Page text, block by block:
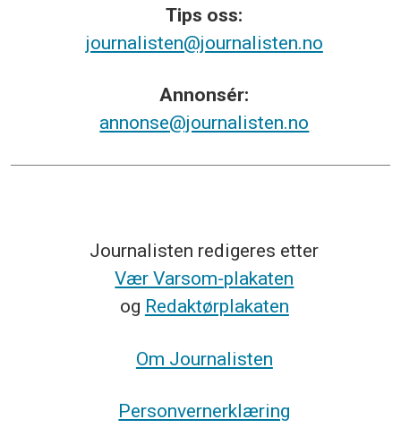
Tips oss:
journalisten@journalisten.no
Annonsér:
annonse@journalisten.no
Journalisten redigeres etter
Vær Varsom-plakaten
og Redaktørplakaten
Om Journalisten
Personvernerklæring